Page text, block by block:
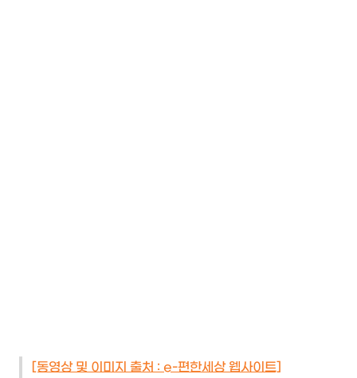
[동영상 및 이미지 출처 : e-편한세상 웹사이트]